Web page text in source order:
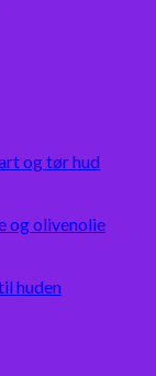
og tør hud
og olivenolie
huden